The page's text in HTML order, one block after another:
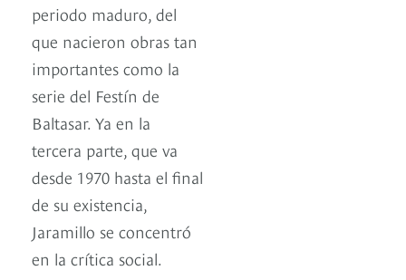
periodo maduro, del
que nacieron obras tan
importantes como la
serie del Festín de
Baltasar. Ya en la
tercera parte, que va
desde 1970 hasta el final
de su existencia,
Jaramillo se concentró
en la crítica social.